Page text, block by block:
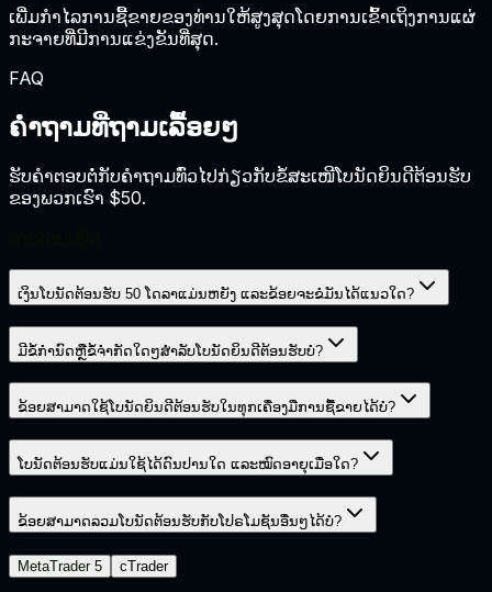
ເພີ່ມກໍາໄລການຊື້ຂາຍຂອງທ່ານໃຫ້ສູງສຸດໂດຍການເຂົ້າເຖິງການແຜ່
ກະຈາຍທີ່ມີການແຂ່ງຂັນທີ່ສຸດ.
FAQ
ຄໍາຖາມທີ່ຖາມເລື້ອຍໆ
ຮັບຄຳຕອບຕໍ່ກັບຄຳຖາມທົ່ວໄປກ່ຽວກັບຂໍ້ສະເໜີໂບນັດຍິນດີຕ້ອນຮັບ
ຂອງພວກເຮົາ $50.
ເງິນໂບນັດຕ້ອນຮັບ 50 ໂດລາແມ່ນຫຍັງ ແລະຂ້ອຍຈະຂໍມັນໄດ້ແນວໃດ?
ມີຂໍ້ກໍານົດຫຼືຂໍ້ຈໍາກັດໃດໆສໍາລັບໂບນັດຍິນດີຕ້ອນຮັບບໍ?
ຂ້ອຍສາມາດໃຊ້ໂບນັດຍິນດີຕ້ອນຮັບໃນທຸກເຄື່ອງມືການຊື້ຂາຍໄດ້ບໍ?
ໂບນັດຕ້ອນຮັບແມ່ນໃຊ້ໄດ້ດົນປານໃດ ແລະໝົດອາຍຸເມື່ອໃດ?
ຂ້ອຍສາມາດລວມໂບນັດຕ້ອນຮັບກັບໂປຣໂມຊັນອື່ນໆໄດ້ບໍ?
MetaTrader 5 cTrader